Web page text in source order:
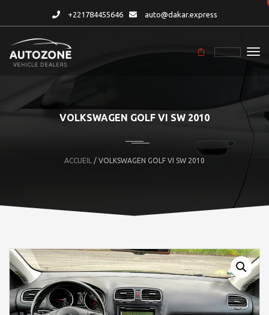
+221784455646 auto@dakar.express
VOLKSWAGEN GOLF VI SW 2010
ACCUEIL / VOLKSWAGEN GOLF VI SW 2010